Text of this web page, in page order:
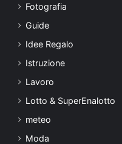
Fotografia
Guide
Idee Regalo
Istruzione
Lavoro
Lotto & SuperEnalotto
meteo
Moda